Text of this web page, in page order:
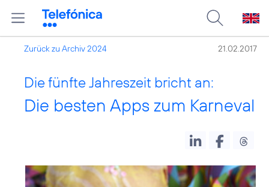
Zurück zu Archiv 2024 21.02.2017
Die fünfte Jahreszeit bricht an:
Die besten Apps zum Karneval